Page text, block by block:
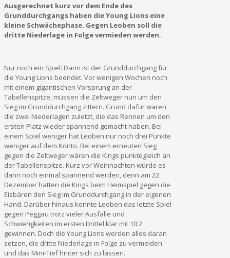
Ausgerechnet kurz vor dem Ende des
Grunddurchgangs haben die Young Lions eine
kleine Schwächephase. Gegen Leoben soll die
dritte Niederlage in Folge vermieden werden.
Nur noch ein Spiel: Dann ist der Grunddurchgang für
die Young Lions beendet. Vor wenigen Wochen noch
mit einem gigantischen Vorsprung an der
Tabellenspitze, müssen die Zeltweger nun um den
Sieg im Grunddurchgang zittern. Grund dafür waren
die zwei Niederlagen zuletzt, die das Rennen um den
ersten Platz wieder spannend gemacht haben. Bei
einem Spiel weniger hat Leoben nur noch drei Punkte
weniger auf dem Konto. Bei einem erneuten Sieg
gegen die Zeltweger wären die Kings punktegleich an
der Tabellenspitze. Kurz vor Weihnachten würde es
dann noch einmal spannend werden, denn am 22.
Dezember hätten die Kings beim Heimspiel gegen die
Eisbären den Sieg im Grunddurchgang in der eigenen
Hand. Darüber hinaus konnte Leoben das letzte Spiel
gegen Peggau trotz vieler Ausfälle und
Schwierigkeiten im ersten Drittel klar mit 10:2
gewinnen. Doch die Young Lions werden alles daran
setzen, die dritte Niederlage in Folge zu vermeiden
und das Mini-Tief hinter sich zu lassen.